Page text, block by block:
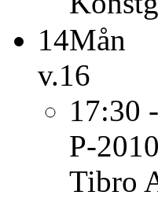
14Mån
v.16
17:30
P-2010
Tibro